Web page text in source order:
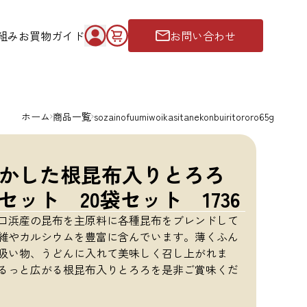
みお買物ガイド お問い合わせ
ホーム 商品一覧 sozainofuumiwoikasitanekonbuiritororo65g
した根昆布入りとろろ
ット 20袋セット 1736
浜産の昆布を主原料に各種昆布をブレンドして
やカルシウムを豊富に含んでいます。薄くふん
い物、うどんに入れて美味しく召し上がれま
っと広がる根昆布入りとろろを是非ご賞味くだ